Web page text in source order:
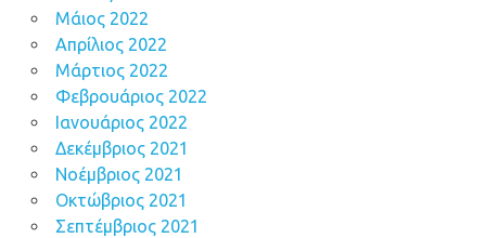
Μάιος 2022
Απρίλιος 2022
Μάρτιος 2022
Φεβρουάριος 2022
Ιανουάριος 2022
Δεκέμβριος 2021
Νοέμβριος 2021
Οκτώβριος 2021
Σεπτέμβριος 2021